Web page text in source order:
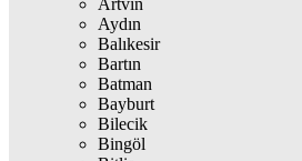
Artvin
Aydın
Balıkesir
Bartın
Batman
Bayburt
Bilecik
Bingöl